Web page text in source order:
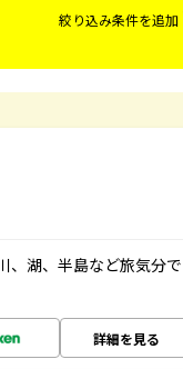
絞り込み条件を追加
、湖、半島など旅気分で
詳細を見る